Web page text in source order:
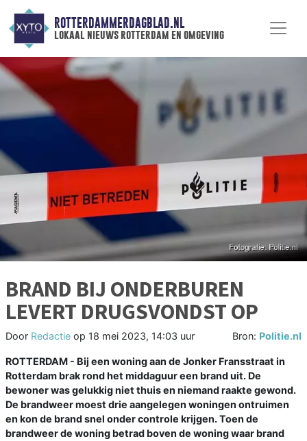
ROTTERDAMMERDAGBLAD.NL
lokaal nieuws rotterdam en omgeving
BRAND BIJ ONDERBUREN
LEVERT DRUGSVONDST OP
Door Redactie op 18 mei 2023, 14:03 uur Bron: Politie.nl
ROTTERDAM - Bij een woning aan de Jonker Fransstraat in
Rotterdam brak rond het middaguur een brand uit. De
bewoner was gelukkig niet thuis en niemand raakte gewond.
De brandweer moest drie aangelegen woningen ontruimen
en kon de brand snel onder controle krijgen. Toen de
brandweer de woning betrad boven de woning waar brand